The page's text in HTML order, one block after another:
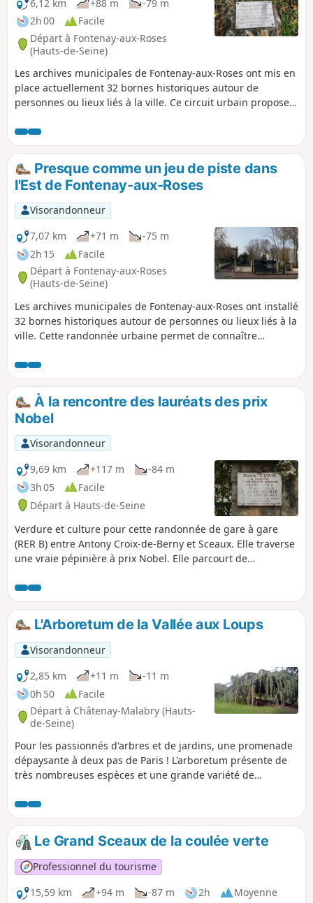
6,12 km
+88 m
-79 m
2h 00
Facile
Départ à Fontenay-aux-Roses
(Hauts-de-Seine)
Les archives municipales de Fontenay-aux-Roses ont mis en
place actuellement 32 bornes historiques autour de
personnes ou lieux liés à la ville. Ce circuit urbain propose
Ouest de la ville, en découvrant divers types de quartiers de
la ville. Il sera complété par un circuit dans la partie Est de
la ville. Ce circuit peut-être parcouru à vélo, plutôt dans
l'autre sens en raison des pentes.
Presque comme un jeu de piste dans
l'Est de Fontenay-aux-Roses
Visorandonneur
7,07 km
+71 m
-75 m
2h 15
Facile
Départ à Fontenay-aux-Roses
(Hauts-de-Seine)
Les archives municipales de Fontenay-aux-Roses ont installé
32 bornes historiques autour de personnes ou lieux liés à la
ville. Cette randonnée urbaine permet de connaître
bornes historiques de la partie Est et basse de la ville. Une
autre randonnée décrit l'itinéraire permettant de passer
par les bornes placées dans la partie Ouest et haute de la
ville.À la rencontre des lauréats des prix
Nobel
Visorandonneur
9,69 km
+117 m
-84 m
3h 05
Facile
Départ à Hauts-de-Seine
Verdure et culture pour cette randonnée de gare à gare
(RER B) entre Antony Croix-de-Berny et Sceaux. Elle traverse
une vraie pépinière à prix Nobel. Elle parcourt de
Malabry, Vallée aux Loups, Parc Henri Sellier. Elle permet de
découvrir les lieux où habitèrent pas moins de 6 prix Nobel
: Marie Curie, physique puis chimie et Pierre Curie,
physique avec son épouse, Frédéric et Irène Joliot-Curie,
ensemble pour la chimie, Sully Prudhomme, littérature et
Luc Montagnier, médecine.
L'Arboretum de la Vallée aux Loups
Visorandonneur
2,85 km
+11 m
-11 m
0h 50
Facile
Départ à Châtenay-Malabry (Hauts-
de-Seine)
Pour les passionnés d'arbres et de jardins, une promenade
dépaysante à deux pas de Paris ! L'arboretum présente de
très nombreuses espèces et une grande variété de
tableau.
Le Grand Sceaux de la coulée verte
Professionnel du tourisme
15,59 km
+94 m -87 m 2h
Moyenne